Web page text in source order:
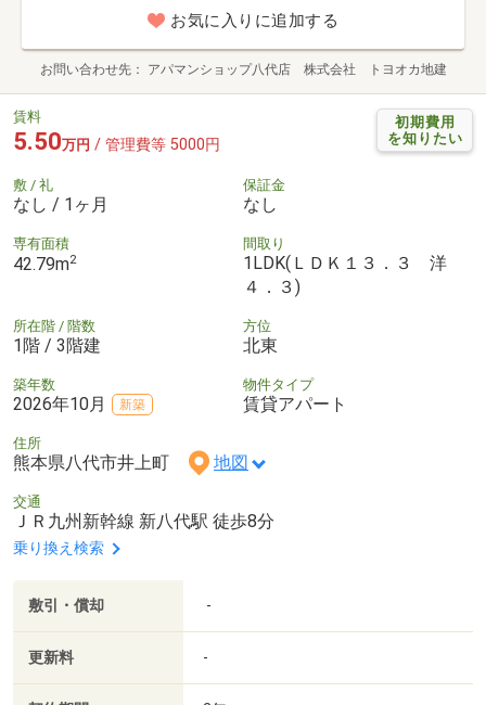
お気に入りに追加する
お問い合わせ先 アパマンショップ八代店 株式会社 トヨオカ地建
初期費用
を知りたい
賃料
5.50万円 / 管理費等 5000円
敷 / 礼
なし / 1ヶ月
保証金
なし
専有面積
42.79m2
間取り
1LDK(ＬＤＫ１３．３ 洋
４．３)
所在階 / 階数
1階 / 3階建
方位
北東
築年数
2026年10月 新築
物件タイプ
賃貸アパート
住所
熊本県八代市井上町 地図
交通
ＪＲ九州新幹線 新八代駅 徒歩8分
乗り換え検索
敷引・償却 -
更新料 -